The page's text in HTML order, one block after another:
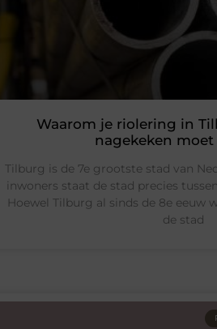
Waarom je riolering in
nagekeken
Tilburg is de 7e grootste stad van
inwoners staat de stad precies
Hoewel Tilburg al sinds de 8e eeuw
de stad